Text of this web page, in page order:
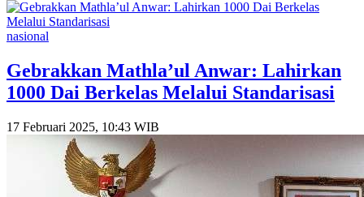
nasional
Gebrakkan Mathla’ul Anwar: Lahirkan
1000 Dai Berkelas Melalui Standarisasi
17 Februari 2025, 10:43 WIB